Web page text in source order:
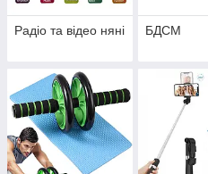
Радіо та відео няні БДСМ